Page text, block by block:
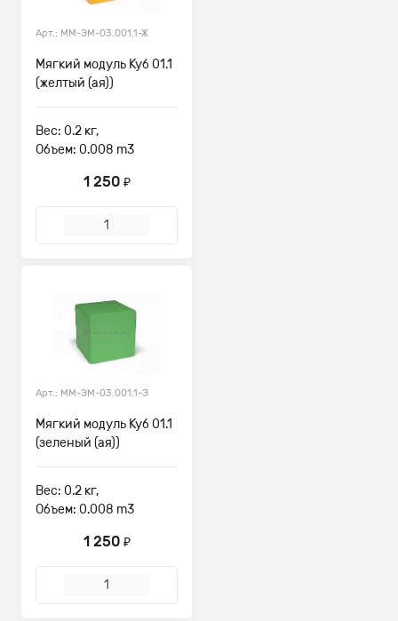
Арт.: ММ-ЭМ-03.001.1-Ж
Мягкий модуль Куб 01.1
(желтый (ая))
Вес: 0.2 кг,
Объем: 0.008 m3
1 250 ₽
Арт.: ММ-ЭМ-03.001.1-З
Мягкий модуль Куб 01.1
(зеленый (ая))
Вес: 0.2 кг,
Объем: 0.008 m3
1 250 ₽